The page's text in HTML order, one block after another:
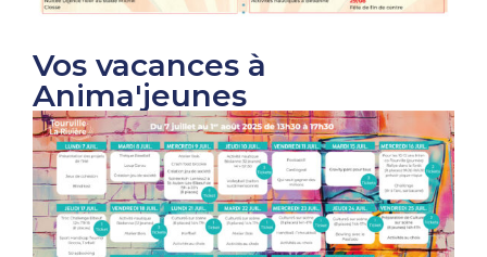
Vos vacances à
Anima'jeunes